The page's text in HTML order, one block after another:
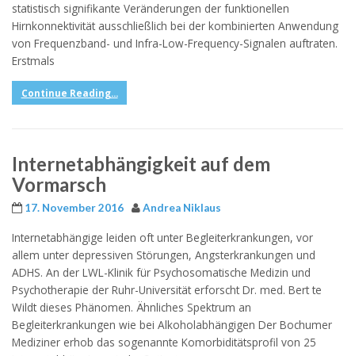
statistisch signifikante Veränderungen der funktionellen
Hirnkonnektivität ausschließlich bei der kombinierten Anwendung
von Frequenzband- und Infra-Low-Frequency-Signalen auftraten.
Erstmals
Continue Reading...
Internetabhängigkeit auf dem
Vormarsch
17. November 2016 Andrea Niklaus
Internetabhängige leiden oft unter Begleiterkrankungen, vor
allem unter depressiven Störungen, Angsterkrankungen und
ADHS. An der LWL-Klinik für Psychosomatische Medizin und
Psychotherapie der Ruhr-Universität erforscht Dr. med. Bert te
Wildt dieses Phänomen. Ähnliches Spektrum an
Begleiterkrankungen wie bei Alkoholabhängigen Der Bochumer
Mediziner erhob das sogenannte Komorbiditätsprofil von 25